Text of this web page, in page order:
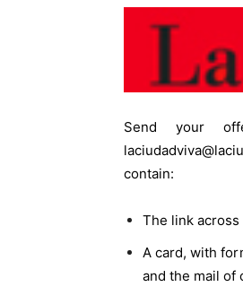
Send your
contain:
The link
A card, with
and the mail of